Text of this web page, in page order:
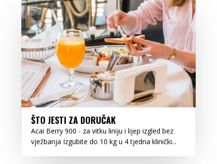
ŠTO JESTI ZA DORUČAK
Acai Berry 900 - za vitku liniju i lijep izgled bez
vježbanja Izgubite do 10 kg u 4 tjedna klinički...